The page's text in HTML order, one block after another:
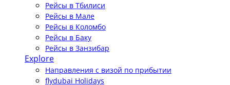
Рейсы в Тбилиси
Рейсы в Мале
Рейсы в Коломбо
Рейсы в Баку
Рейсы в Занзибар
Explore
Направления с визой по прибытии
flydubai Holidays